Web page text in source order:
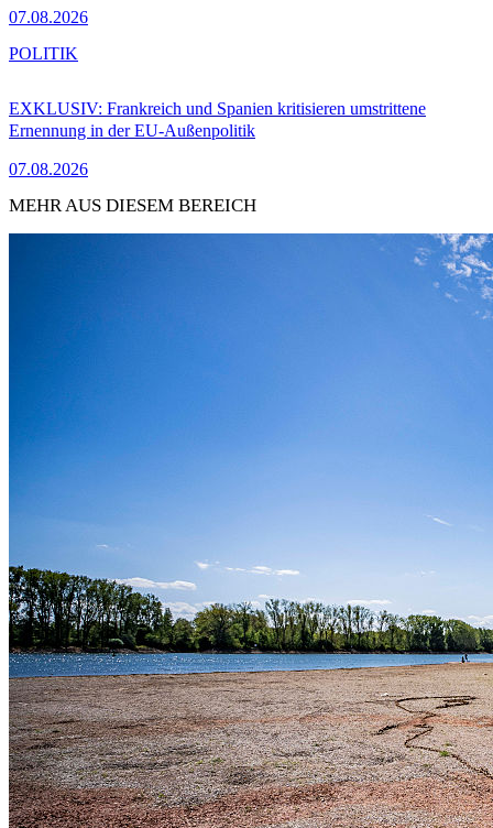
07.08.2026
EXKLUSIV: Frankreich und Spanien kritisieren umstrittene
Ernennung in der EU-Außenpolitik
07.08.2026
POLITIK
MEHR AUS DIESEM BEREICH